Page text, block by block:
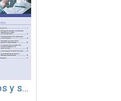
Pactos políticos y sociales para la igualdad y el desarrollo sostenible en América Latina y el Caribe en la recuperación pos COVID-19